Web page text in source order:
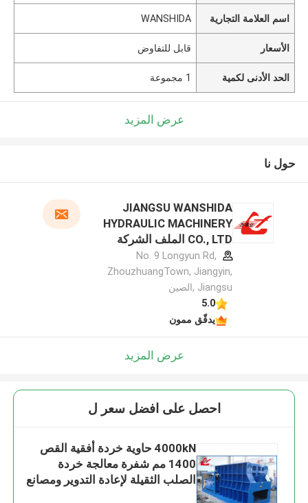
اسم العلامة التجارية WANSHIDA
الأسعار قابل للتفاوض
الحد الأدنى لكمية 1 مجموعة
عرض المزيد
حول نا
JIANGSU WANSHIDA
HYDRAULIC MACHINERY
CO., LTD الملف الشركة
المصنعة
No. 9 Longyun Rd,
ZhouzhuangTown, Jiangyin,
Jiangsu ,الصين
5.0
يدقّق ممون
عرض المزيد
احصل على افضل سعر ل
4000kN حاوية خردة أفقية القص
1400 مم شفرة معالجة خردة
الصلب الثقيلة لإعادة التدوير ومصانع